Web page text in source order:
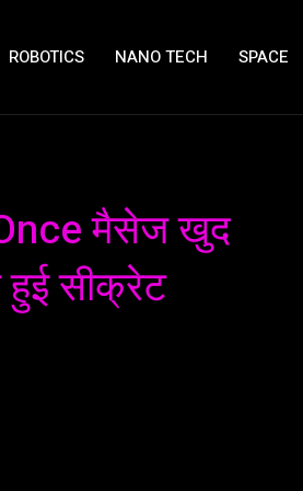
ROBOTICS NANO TECH SPACE
मैसेज खुद
सीक्रेट